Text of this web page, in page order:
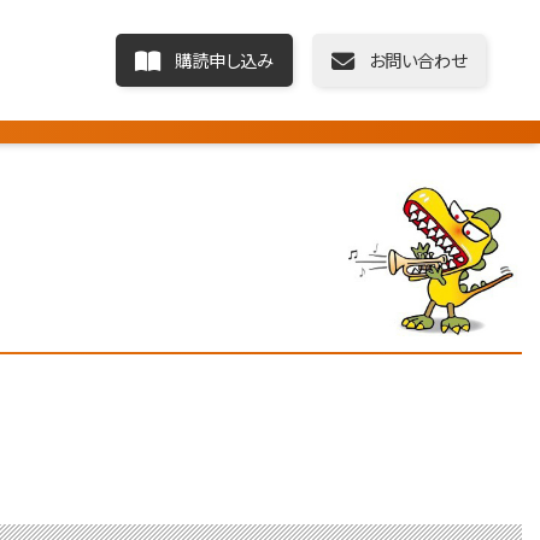
購読申し込み お問い合わせ